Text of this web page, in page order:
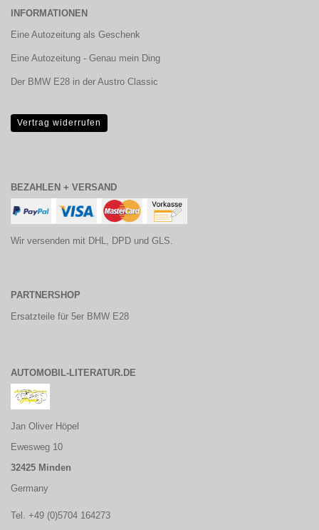
INFORMATIONEN
Eine Autozeitung als Geschenk
Eine Autozeitung - Genau mein Ding
Der BMW E28 in der Austro Classic
Vertrag widerrufen
BEZAHLEN + VERSAND
Wir versenden mit DHL, DPD und GLS.
PARTNERSHOP
Ersatzteile für 5er BMW E28
AUTOMOBIL-LITERATUR.DE
Jan Oliver Höpel
Ewesweg 10
32425 Minden
Germany
Tel. +49 (0)5704 164273